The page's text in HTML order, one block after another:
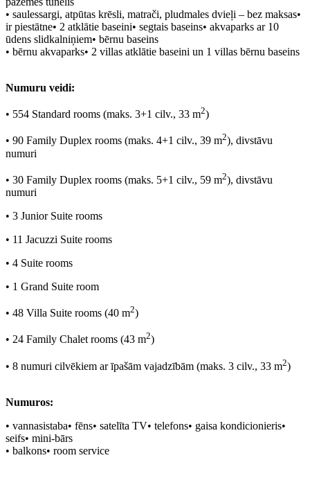
• saulessargi, atpūtas krēsli, matrači, pludmales dvieļi – bez maksas•
ir piestātne• 2 atklātie baseini• segtais baseins• akvaparks ar 10
ūdens slidkalniņiem• bērnu baseins
• bērnu akvaparks• 2 villas atklātie baseini un 1 villas bērnu baseins
Numuru veidi:
• 554 Standard rooms (maks. 3+1 cilv., 33 m2)
• 90 Family Duplex rooms (maks. 4+1 cilv., 39 m2), divstāvu
numuri
• 30 Family Duplex rooms (maks. 5+1 cilv., 59 m2), divstāvu
numuri
• 3 Junior Suite rooms
• 11 Jacuzzi Suite rooms
• 4 Suite rooms
• 1 Grand Suite room
• 48 Villa Suite rooms (40 m2)
• 24 Family Chalet rooms (43 m2)
• 8 numuri cilvēkiem ar īpašām vajadzībām (maks. 3 cilv., 33 m2)
Numuros:
• vannasistaba• fēns• satelīta TV• telefons• gaisa kondicionieris•
seifs• mini-bārs
• balkons• room service